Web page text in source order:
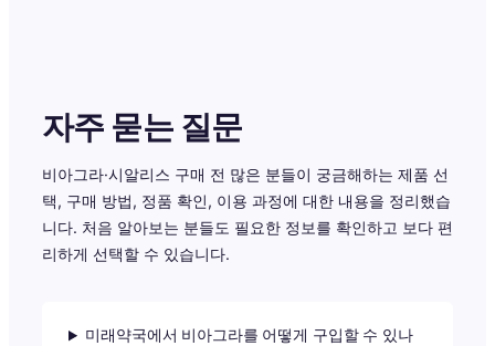
자주 묻는 질문
비아그라·시알리스 구매 전 많은 분들이 궁금해하는 제품 선
택, 구매 방법, 정품 확인, 이용 과정에 대한 내용을 정리했습
니다. 처음 알아보는 분들도 필요한 정보를 확인하고 보다 편
리하게 선택할 수 있습니다.
미래약국에서 비아그라를 어떻게 구입할 수 있나